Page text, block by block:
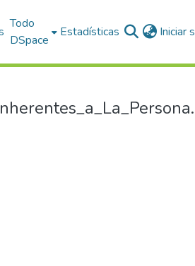
Todo
DSpace
Estadísticas Iniciar